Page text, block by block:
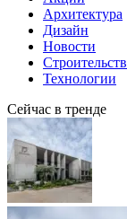
Архитектура
Дизайн
Новости
Технологии
Сейчас в тренде